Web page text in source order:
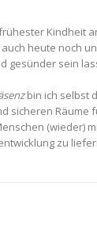
Kindheit
heute noch
gesünder sein
bin ich selbst
sicheren Räume
(wieder)
zu